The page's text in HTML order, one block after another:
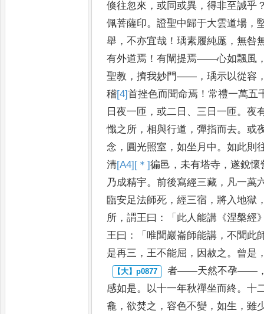
倏往忽來 ，或同或異 ，得非至誠乎
佩菩薩印。證聖中歸于大雲道場 ，
舉 ，不亦宜哉 ！瑀素履純厖 ，無咎
有外道焉 ！有闡提焉——心如飄風
聖教 ，擠我妙門——，瑀示以從容
稽[4]首挫色而聞命焉 ！常禮一萬五
日夜一匝 ，或二日 、三日一匝。夜
懺之所 ，相與行道 ，彈指而去。或
念 ， 圓光照室 ，如坐月中。如此則
清[A4] [＊]徧邑 ，未有塔寺 ，遂銳懷
乃成精宇。前後寫經三藏 ， 凡一萬
臨安足法師死 ，經三宿 ， 將入地獄
所 ，謂王曰 ：「 此人能講 《涅槃經
王曰 ：「唯聞巖崙師能講 ，不聞此
是再三 ，王不能屈 ， 因赦之。 曾是
者——天然不孕——
感如是。 以十一年秋禪坐而終。十
龕 ，欲焚之 ，容色不變 ，如生 ，雖